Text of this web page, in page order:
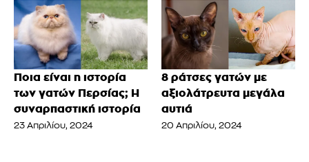
Ποια είναι η ιστορία
των γατών Περσίας; Η
συναρπαστική ιστορία
23 Απριλίου, 2024
8 ράτσες γατών με
αξιολάτρευτα μεγάλα
αυτιά
20 Απριλίου, 2024